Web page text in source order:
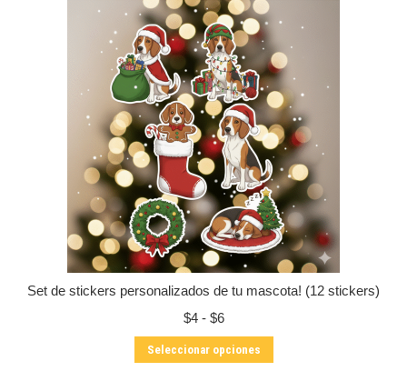
Set de stickers personalizados de tu mascota! (12 stickers)
$4 - $6Rango
de
precios:
Seleccionar opciones
producto